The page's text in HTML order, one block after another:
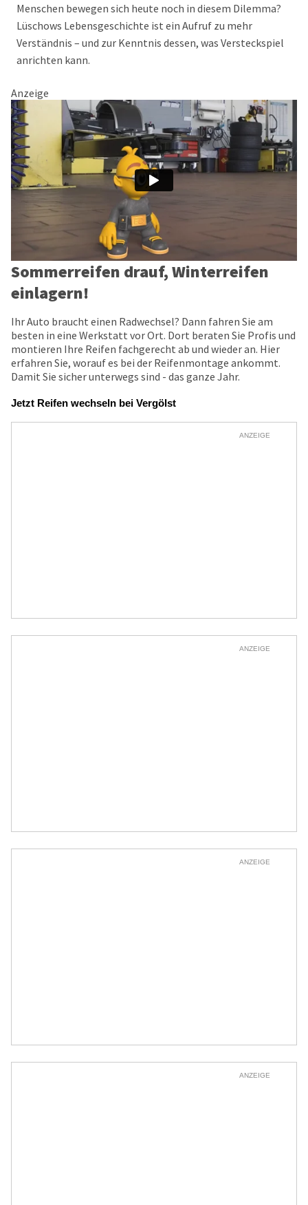
Menschen bewegen sich heute noch in diesem Dilemma?
Lüschows Lebensgeschichte ist ein Aufruf zu mehr
Verständnis – und zur Kenntnis dessen, was Versteckspiel
anrichten kann.
Anzeige
Sommerreifen drauf, Winterreifen
einlagern!
Ihr Auto braucht einen Radwechsel? Dann fahren Sie am
besten in eine Werkstatt vor Ort. Dort beraten Sie Profis und
montieren Ihre Reifen fachgerecht ab und wieder an. Hier
erfahren Sie, worauf es bei der Reifenmontage ankommt.
Damit Sie sicher unterwegs sind - das ganze Jahr.
Jetzt Reifen wechseln bei Vergölst
ANZEIGE
ANZEIGE
ANZEIGE
ANZEIGE